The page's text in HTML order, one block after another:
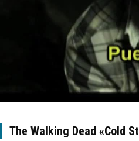
The Walking Dead «Cold